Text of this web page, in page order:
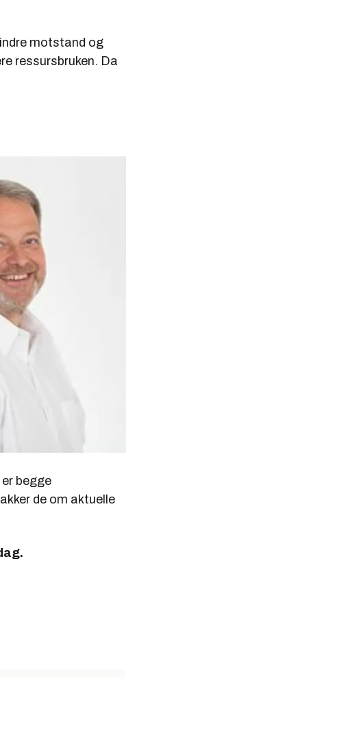
motstand og
ressursbruken. Da
begge
de om aktuelle